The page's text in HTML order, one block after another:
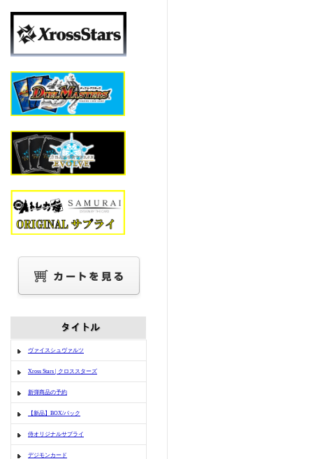
ヴァイスシュヴァルツ
Xross Stars | クロススターズ
新弾商品の予約
【新品】BOX/パック
侍オリジナルサプライ
デジモンカード